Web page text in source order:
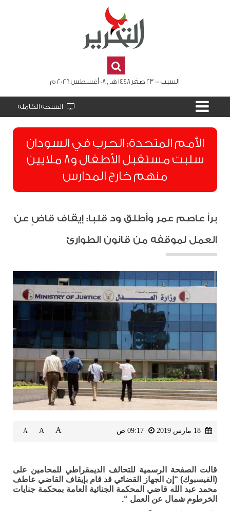
السبت - 23 صفر 1448 هـ , 08 أغسطس 2026 م
النسخة الكاملة
الأمم المتحدة: الحرب في السودان
سلبت مستقبل الأطفال و8 ملايين
منهم خارج المدارس
برأ عاصم عمر وأطلق ود قلبا: إيقاف قاضٍ عن
العمل لموقفه من قانون الطوارئ
A
A
A
قالت الصفحة الرسمية للتحالف الديمقراطي للمحامين على
(الفيسبوك) “إن الجهاز القضائي قد قام بإيقاف القاضي عاطف
محمد عبد الله قاضي المحكمة الجنائية العامة بمحكمة جنايات
الخرطوم شمال عن العمل “.